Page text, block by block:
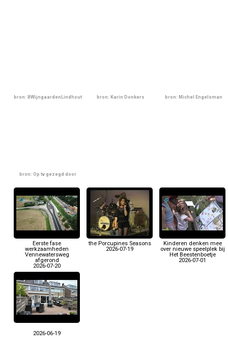
bron: BWijngaardenLindhout bron: Karin Donkers bron: Michel Engelsman
bron: Op tv gezegd door
Eerste fase
werkzaamheden
Vennewatersweg
afgerond
2026-07-20
the Porcupines Seasons
2026-07-19
Kinderen denken mee
over nieuwe speelplek bij
Het Beestenboetje
2026-07-01
2026-06-19